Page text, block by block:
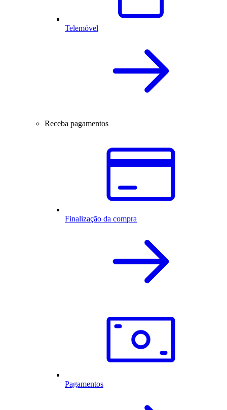
Telemóvel
Receba pagamentos
Finalização da compra
Pagamentos